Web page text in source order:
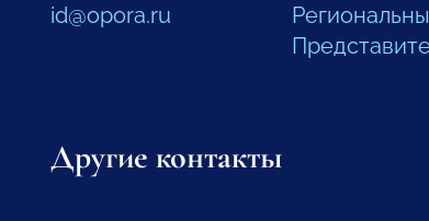
id@opora.ru
Другие контакты